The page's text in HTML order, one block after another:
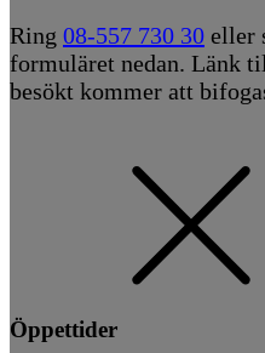
Ring 08-557 730 30 eller
formuläret nedan. Länk
besökt kommer att
Öppettider